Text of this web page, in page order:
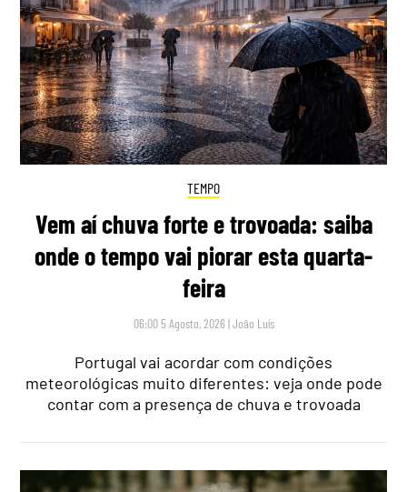
TEMPO
Vem aí chuva forte e trovoada: saiba
onde o tempo vai piorar esta quarta-
feira
06:00 5 Agosto, 2026 |João Luís
Portugal vai acordar com condições
meteorológicas muito diferentes: veja onde pode
contar com a presença de chuva e trovoada